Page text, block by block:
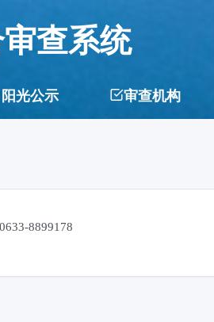
查系统
阳光公示 审查机构
0633-8899178